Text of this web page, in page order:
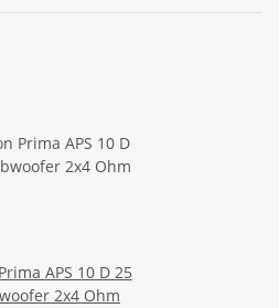
APS 10 D 25
2x4 Ohm